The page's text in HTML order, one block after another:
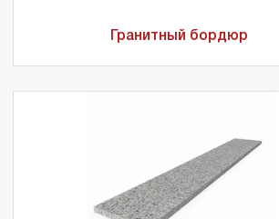
Гранитный бордюр